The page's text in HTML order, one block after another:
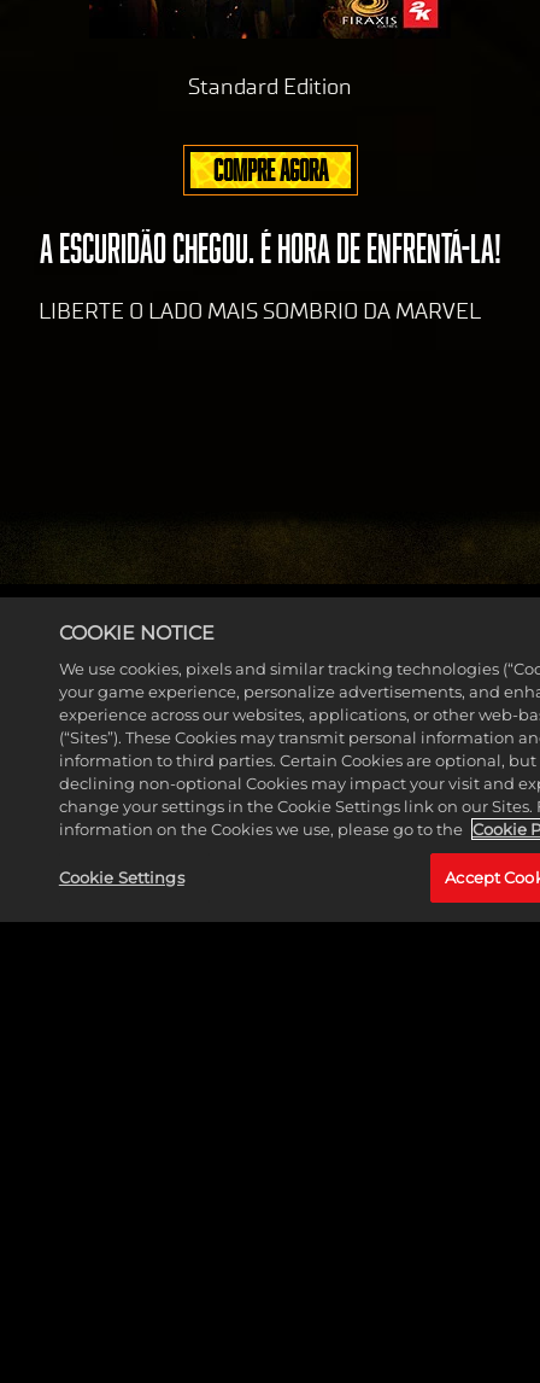
Standard Edition
COMPRE AGORA
A ESCURIDÃO CHEGOU. É HORA DE ENFRENTÁ-LA!
LIBERTE O LADO MAIS SOMBRIO DA MARVEL
MORE NEWS
COOKIE NOTICE
We use cookies, pixels and similar tracking technologies
your game experience, personalize advertisements, and
experience across our websites, applications, or other web-
(“Sites”). These Cookies may transmit personal information
information to third parties. Certain Cookies are optional,
declining non-optional Cookies may impact your visit and
change your settings in the Cookie Settings link on our Sites.
information on the Cookies we use, please go to the Cookie
Cookie Settings Accept